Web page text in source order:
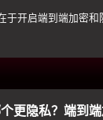
密防护
于开启端到端加密和
更隐私？端到